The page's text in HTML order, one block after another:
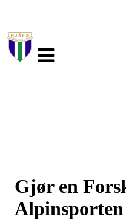
navigasjon
Gjør en